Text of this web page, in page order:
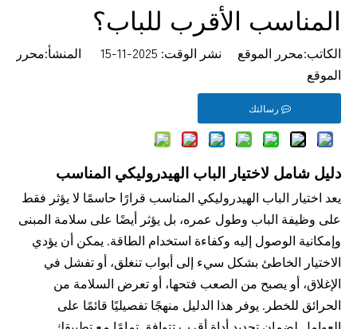
المناسب الأقرب للباب؟
الكاتب:محرر الموقع نشر الوقت: 2025-11-15 المنشأ:
محرر
الموقع
رسالتك
دليل شامل لاختيار الباب الهيدروليكي المناسب
يعد اختيار الباب الهيدروليكي المناسب قرارًا حاسمًا لا يؤثر فقط
على وظيفة الباب وطول عمره، بل يؤثر أيضًا على سلامة المبنى
وإمكانية الوصول إليه وكفاءة استخدام الطاقة. يمكن أن يؤدي
الاختيار الخاطئ بشكل سيء إلى أبواب تنغلق، أو تفشل في
الإغلاق، أو يصبح من الصعب فتحها، أو تعرض السلامة من
الحرائق للخطر. يوفر هذا الدليل منهجًا تفصيليًا قائمًا على